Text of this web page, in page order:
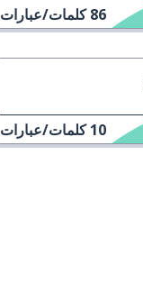
86 كلمات/عبارات
10 كلمات/عبارات